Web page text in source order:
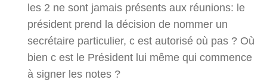
les 2 ne sont jamais présents aux réunions: le
président prend la décision de nommer un
secrétaire particulier, c est autorisé où pas ? Où
bien c est le Président lui même qui commence
à signer les notes ?